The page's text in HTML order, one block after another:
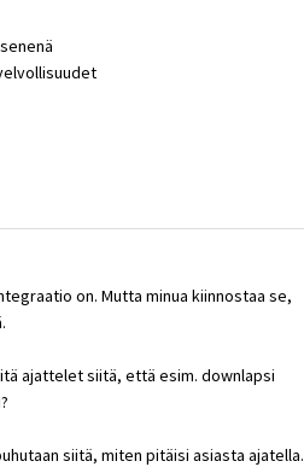
on. Mutta minua kiinnostaa se,
ajattelet siitä, että esim. downlapsi
siitä, miten pitäisi asiasta ajatella.